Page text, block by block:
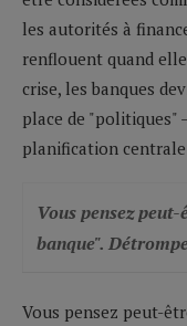
les autorités à
renflouent quand
crise, les banques
place de "politiques"
planification
Vous pensez
banque".
Vous pensez peut-